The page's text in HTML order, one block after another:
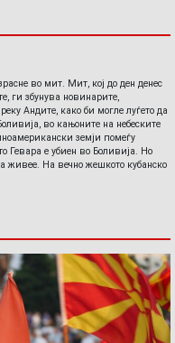
во мит. Мит, кој до ден денес
ги збунува новинарите,
Андите, како би могле луѓето да
во кањоните на небеските
земји помеѓу
Гевара е убиен во Боливија. Но
живее. На вечно жешкото кубанско